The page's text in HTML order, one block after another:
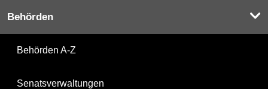
Behörden
Behörden A-Z
Senatsverwaltungen